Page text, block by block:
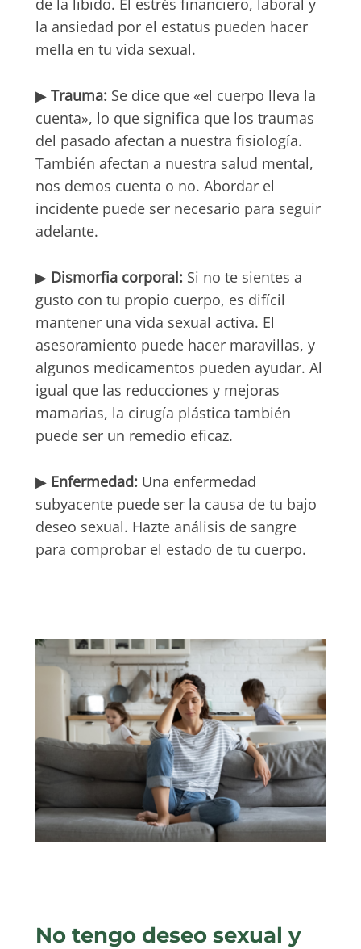
de la libido. El estrés financiero, laboral y
la ansiedad por el estatus pueden hacer
mella en tu vida sexual.
▶ Trauma: Se dice que «el cuerpo lleva la
cuenta», lo que significa que los traumas
del pasado afectan a nuestra fisiología.
También afectan a nuestra salud mental,
nos demos cuenta o no. Abordar el
incidente puede ser necesario para seguir
adelante.
▶ Dismorfia corporal: Si no te sientes a
gusto con tu propio cuerpo, es difícil
mantener una vida sexual activa. El
asesoramiento puede hacer maravillas, y
algunos medicamentos pueden ayudar. Al
igual que las reducciones y mejoras
mamarias, la cirugía plástica también
puede ser un remedio eficaz.
▶ Enfermedad: Una enfermedad
subyacente puede ser la causa de tu bajo
deseo sexual. Hazte análisis de sangre
para comprobar el estado de tu cuerpo.
No tengo deseo sexual y